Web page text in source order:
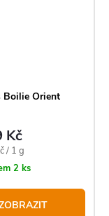
Boilie Orient
Kč
/ 1 g
2 ks